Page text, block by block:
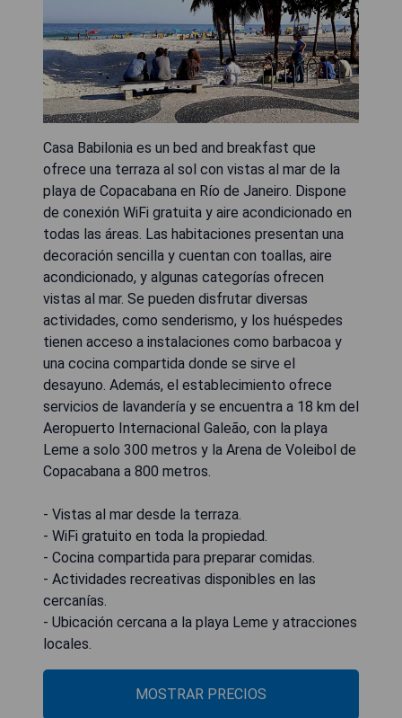
Casa Babilonia es un bed and breakfast que
ofrece una terraza al sol con vistas al mar de la
playa de Copacabana en Río de Janeiro. Dispone
de conexión WiFi gratuita y aire acondicionado en
todas las áreas. Las habitaciones presentan una
decoración sencilla y cuentan con toallas, aire
acondicionado, y algunas categorías ofrecen
vistas al mar. Se pueden disfrutar diversas
actividades, como senderismo, y los huéspedes
tienen acceso a instalaciones como barbacoa y
una cocina compartida donde se sirve el
desayuno. Además, el establecimiento ofrece
servicios de lavandería y se encuentra a 18 km del
Aeropuerto Internacional Galeão, con la playa
Leme a solo 300 metros y la Arena de Voleibol de
Copacabana a 800 metros.
- Vistas al mar desde la terraza.
- WiFi gratuito en toda la propiedad.
- Cocina compartida para preparar comidas.
- Actividades recreativas disponibles en las
cercanías.
- Ubicación cercana a la playa Leme y atracciones
locales.
MOSTRAR PRECIOS